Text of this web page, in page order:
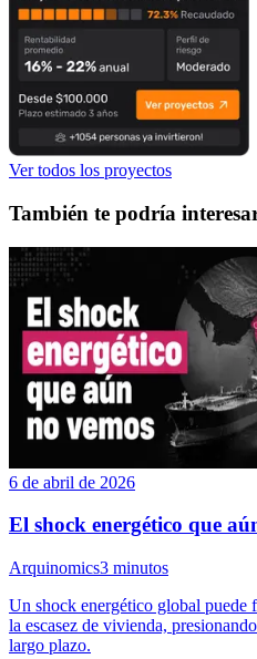
Ver todos los proyectos
También te podría
6 de abril de 2026
El shock energético que
Arquinomics3 minutos
Un shock energético global puede
la escasez de vivienda,
largo plazo.